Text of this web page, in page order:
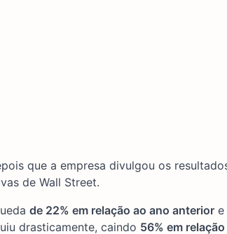
que a empresa divulgou os
de Wall Street.
de 22% em relação ao ano anterior e
drasticamente, caindo 56% em